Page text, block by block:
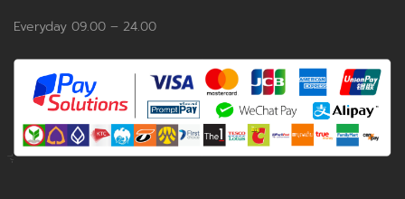
Everyday 09.00 – 24.00